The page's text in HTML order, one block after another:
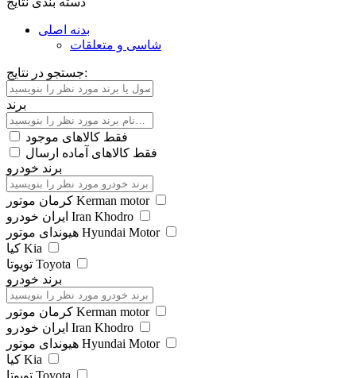
بدنه اصلی
شاسی و متعلقات
جستجو در نتایج:
برند
فقط کالاهای موجود
فقط کالاهای آماده ارسال
برند خودرو
کرمان موتور Kerman motor
ایران خودرو Iran Khodro
هیوندای موتور Hyundai Motor
کیا Kia
تویوتا Toyota
برند خودرو
کرمان موتور Kerman motor
ایران خودرو Iran Khodro
هیوندای موتور Hyundai Motor
کیا Kia
تویوتا Toyota